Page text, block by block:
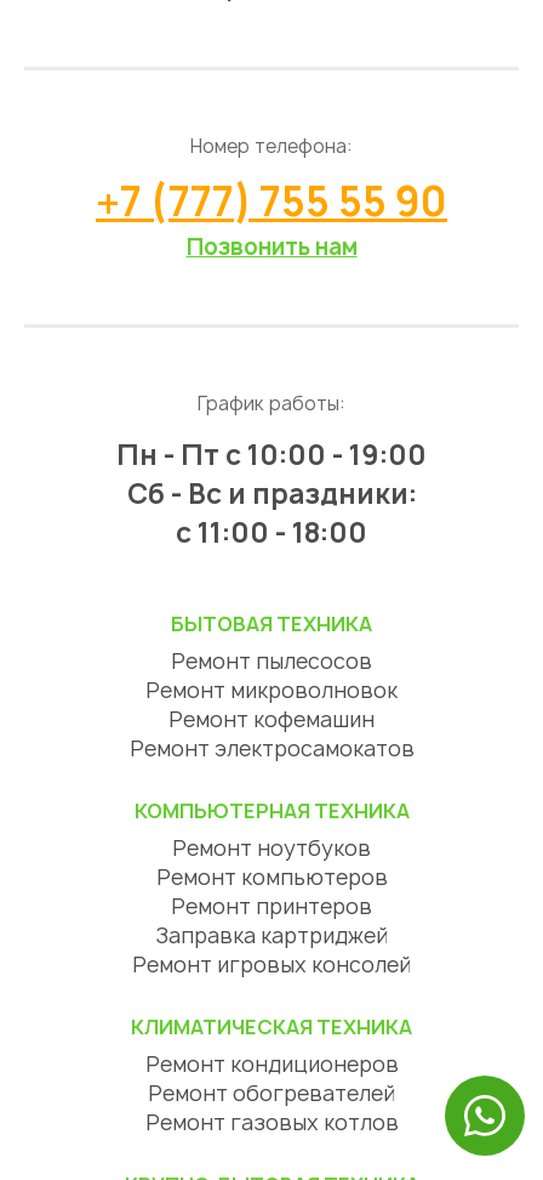
Номер телефона:
+7 (777) 755 55 90
Позвонить нам
График работы:
Пн - Пт с 10:00 - 19:00
Сб - Вс и праздники:
c 11:00 - 18:00
БЫТОВАЯ ТЕХНИКА
Ремонт пылесосов
Ремонт микроволновок
Ремонт кофемашин
Ремонт электросамокатов
КОМПЬЮТЕРНАЯ ТЕХНИКА
Ремонт ноутбуков
Ремонт компьютеров
Ремонт принтеров
Заправка картриджей
Ремонт игровых консолей
КЛИМАТИЧЕСКАЯ ТЕХНИКА
Ремонт кондиционеров
Ремонт обогревателей
Ремонт газовых котлов